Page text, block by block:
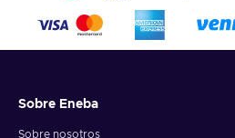
Sobre Eneba
Sobre nosotros